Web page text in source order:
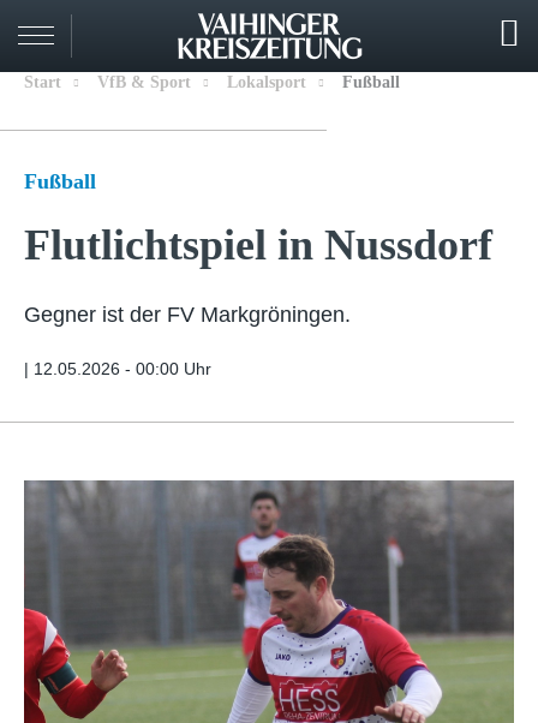
Start VfB & Sport Lokalsport Fußball
Fußball
Flutlichtspiel in Nussdorf
Gegner ist der FV Markgröningen.
| 12.05.2026 - 00:00 Uhr